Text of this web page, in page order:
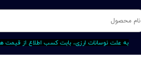
به علت نوسانات ارزی، بابت کسب اطلاع از قیمت